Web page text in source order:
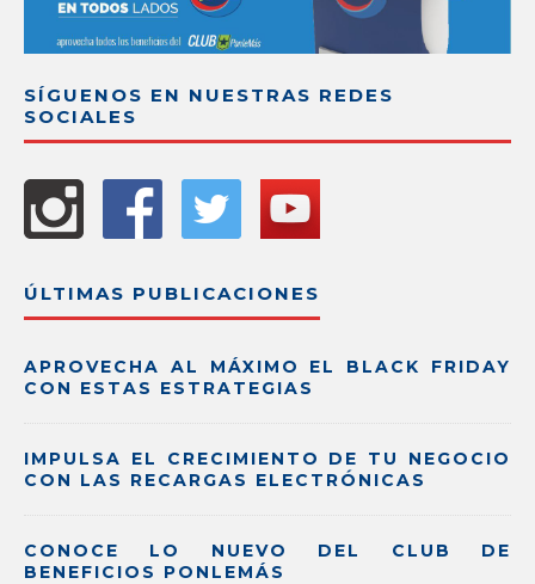
SÍGUENOS EN NUESTRAS REDES
SOCIALES
ÚLTIMAS PUBLICACIONES
APROVECHA AL MÁXIMO EL BLACK FRIDAY
CON ESTAS ESTRATEGIAS
IMPULSA EL CRECIMIENTO DE TU NEGOCIO
CON LAS RECARGAS ELECTRÓNICAS
CONOCE LO NUEVO DEL CLUB DE
BENEFICIOS PONLEMÁS